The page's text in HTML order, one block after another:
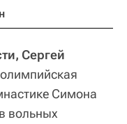
Сергей
Симона
вольных